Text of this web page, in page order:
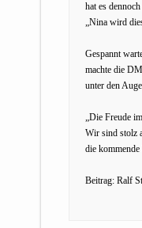
hat es
„Nina wird
Gespannt
machte die
unter den
„Die Freude
Wir sind stolz
die
Beitrag: Ralf